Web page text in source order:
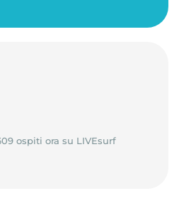
ospiti ora su LIVEsurf